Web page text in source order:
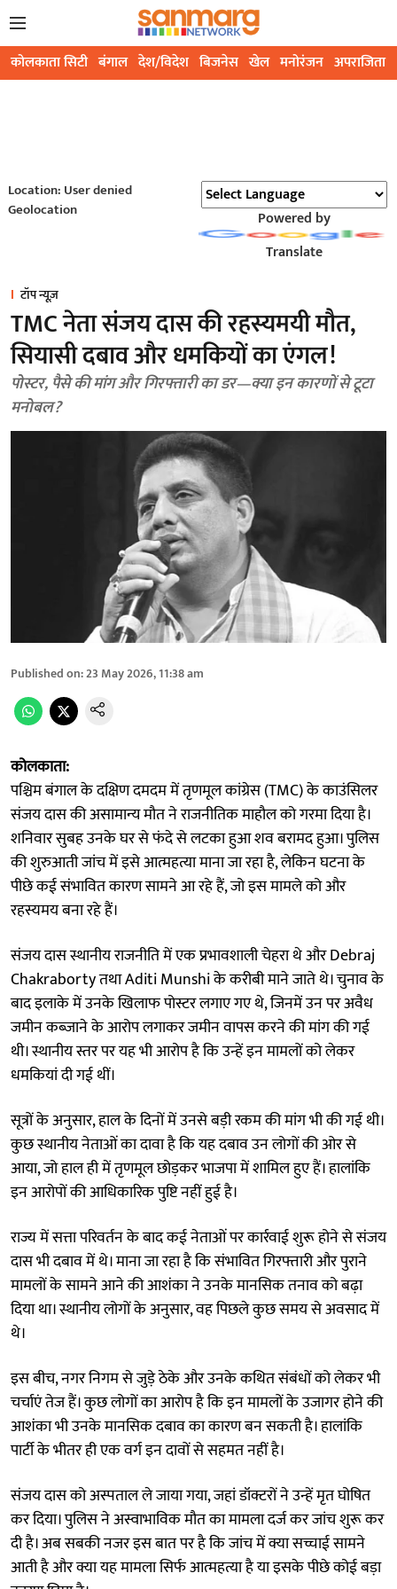
कोलकाता सिटी बंगाल देश/विदेश बिजनेस खेल मनोरंजन अपराजिता
Location: User denied
Geolocation
Powered by
Translate
टॉप न्यूज़
TMC नेता संजय दास की रहस्यमयी मौत,
सियासी दबाव और धमकियों का एंगल!
पोस्टर, पैसे की मांग और गिरफ्तारी का डर—क्या इन कारणों से टूटा
मनोबल?
Published on:23 May 2026, 11:38 am
कोलकाता:
पश्चिम बंगाल के दक्षिण दमदम में तृणमूल कांग्रेस (TMC) के काउंसिलर
संजय दास की असामान्य मौत ने राजनीतिक माहौल को गरमा दिया है।
शनिवार सुबह उनके घर से फंदे से लटका हुआ शव बरामद हुआ। पुलिस
की शुरुआती जांच में इसे आत्महत्या माना जा रहा है, लेकिन घटना के
पीछे कई संभावित कारण सामने आ रहे हैं, जो इस मामले को और
रहस्यमय बना रहे हैं।
संजय दास स्थानीय राजनीति में एक प्रभावशाली चेहरा थे और Debraj
Chakraborty तथा Aditi Munshi के करीबी माने जाते थे। चुनाव के
बाद इलाके में उनके खिलाफ पोस्टर लगाए गए थे, जिनमें उन पर अवैध
जमीन कब्जाने के आरोप लगाकर जमीन वापस करने की मांग की गई
थी। स्थानीय स्तर पर यह भी आरोप है कि उन्हें इन मामलों को लेकर
धमकियां दी गई थीं।
सूत्रों के अनुसार, हाल के दिनों में उनसे बड़ी रकम की मांग भी की गई थी।
कुछ स्थानीय नेताओं का दावा है कि यह दबाव उन लोगों की ओर से
आया, जो हाल ही में तृणमूल छोड़कर भाजपा में शामिल हुए हैं। हालांकि
इन आरोपों की आधिकारिक पुष्टि नहीं हुई है।
राज्य में सत्ता परिवर्तन के बाद कई नेताओं पर कार्रवाई शुरू होने से संजय
दास भी दबाव में थे। माना जा रहा है कि संभावित गिरफ्तारी और पुराने
मामलों के सामने आने की आशंका ने उनके मानसिक तनाव को बढ़ा
दिया था। स्थानीय लोगों के अनुसार, वह पिछले कुछ समय से अवसाद में
थे।
इस बीच, नगर निगम से जुड़े ठेके और उनके कथित संबंधों को लेकर भी
चर्चाएं तेज हैं। कुछ लोगों का आरोप है कि इन मामलों के उजागर होने की
आशंका भी उनके मानसिक दबाव का कारण बन सकती है। हालांकि
पार्टी के भीतर ही एक वर्ग इन दावों से सहमत नहीं है।
संजय दास को अस्पताल ले जाया गया, जहां डॉक्टरों ने उन्हें मृत घोषित
कर दिया। पुलिस ने अस्वाभाविक मौत का मामला दर्ज कर जांच शुरू कर
दी है। अब सबकी नजर इस बात पर है कि जांच में क्या सच्चाई सामने
आती है और क्या यह मामला सिर्फ आत्महत्या है या इसके पीछे कोई बड़ा